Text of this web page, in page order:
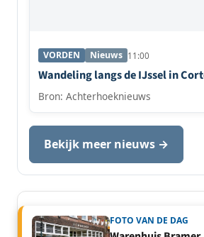
VORDEN Nieuws 11:00
Wandeling langs de IJssel in
Bron: Achterhoeknieuws
Bekijk meer nieuws →
FOTO VAN DE DAG